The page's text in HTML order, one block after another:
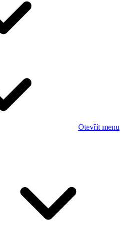
Otevřít menu